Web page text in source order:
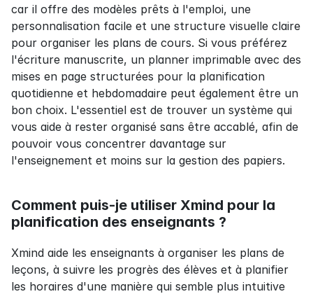
car il offre des modèles prêts à l'emploi, une
personnalisation facile et une structure visuelle claire
pour organiser les plans de cours. Si vous préférez
l'écriture manuscrite, un planner imprimable avec des
mises en page structurées pour la planification
quotidienne et hebdomadaire peut également être un
bon choix. L'essentiel est de trouver un système qui
vous aide à rester organisé sans être accablé, afin de
pouvoir vous concentrer davantage sur
l'enseignement et moins sur la gestion des papiers.
Comment puis-je utiliser Xmind pour la
planification des enseignants ?
Xmind aide les enseignants à organiser les plans de
leçons, à suivre les progrès des élèves et à planifier
les horaires d'une manière qui semble plus intuitive